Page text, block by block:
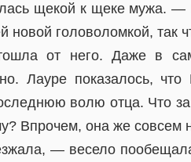
щекой к щеке мужа. —
новой головоломкой, так
от него. Даже в
Лауре показалось,
волю отца. Что
Впрочем, она же совсем
— весело